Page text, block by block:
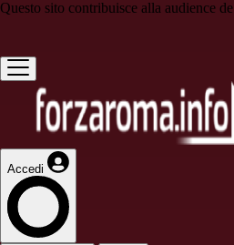
Questo sito contribuisce alla audience de
Accedi